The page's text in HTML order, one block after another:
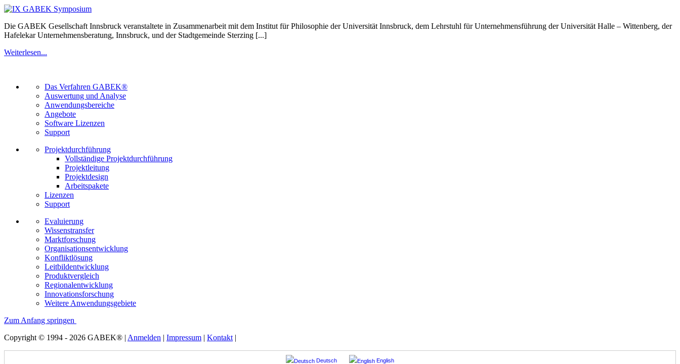
Die GABEK Gesellschaft Innsbruck veranstaltete in Zusammenarbeit mit dem Institut für Philosophie der Universität Innsbruck, dem Lehrstuhl für Unternehmensführung der Universität Halle – Wittenberg, der
Hafelekar Unternehmensberatung, Innsbruck, und der Stadtgemeinde Sterzing [...]
Weiterlesen...
Das Verfahren GABEK®
Auswertung und Analyse
Anwendungsbereiche
Angebote
Software Lizenzen
Support
Projektdurchführung
Vollständige Projektdurchführung
Projektleitung
Projektdesign
Arbeitspakete
Lizenzen
Support
Evaluierung
Wissenstransfer
Marktforschung
Organisationsentwicklung
Konfliktlösung
Leitbildentwicklung
Produktvergleich
Regionalentwicklung
Innovationsforschung
Weitere Anwendungsgebiete
Zum Anfang springen
Copyright © 1994 - 2026 GABEK® | Anmelden | Impressum | Kontakt |
Deutsch English